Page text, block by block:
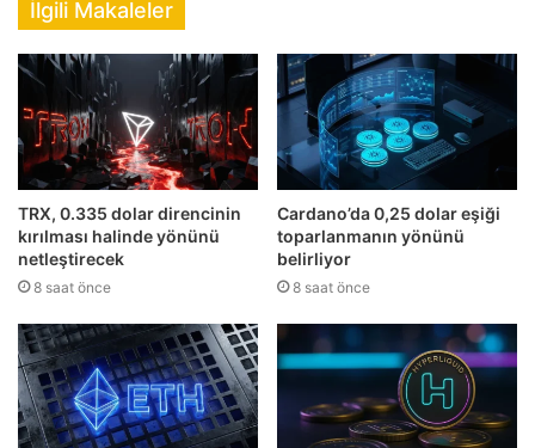
İlgili Makaleler
TRX, 0.335 dolar direncinin
kırılması halinde yönünü
netleştirecek
8 saat önce
Cardano’da 0,25 dolar eşiği
toparlanmanın yönünü
belirliyor
8 saat önce